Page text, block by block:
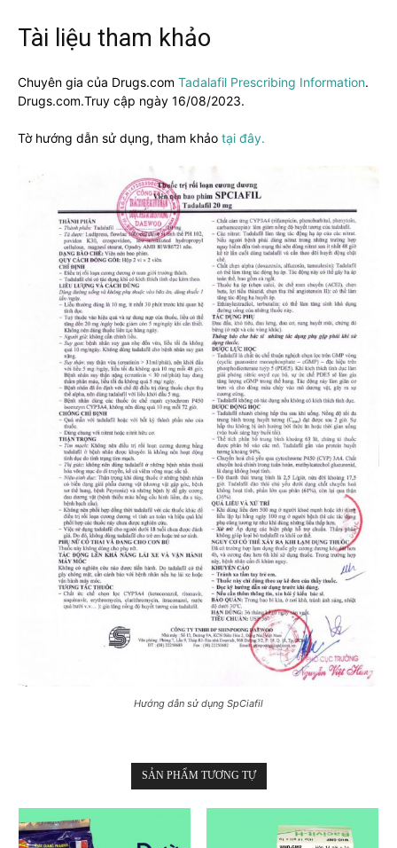
Tài liệu tham khảo
Chuyên gia của Drugs.com Tadalafil Prescribing Information.
Drugs.com.Truy cập ngày 16/08/2023.
Tờ hướng dẫn sử dụng, tham khảo tại đây.
Hướng dẫn sử dụng SpCiafil
SẢN PHẨM TƯƠNG TỰ